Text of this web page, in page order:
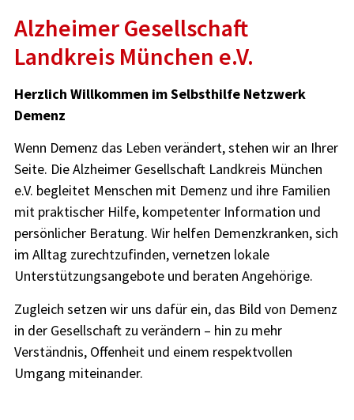
Alzheimer Gesellschaft
Landkreis München e.V.
Herzlich Willkommen im Selbsthilfe Netzwerk
Demenz
Wenn Demenz das Leben verändert, stehen wir an Ihrer
Seite. Die Alzheimer Gesellschaft Landkreis München
e.V. begleitet Menschen mit Demenz und ihre Familien
mit praktischer Hilfe, kompetenter Information und
persönlicher Beratung. Wir helfen Demenzkranken, sich
im Alltag zurechtzufinden, vernetzen lokale
Unterstützungsangebote und beraten Angehörige.
Zugleich setzen wir uns dafür ein, das Bild von Demenz
in der Gesellschaft zu verändern – hin zu mehr
Verständnis, Offenheit und einem respektvollen
Umgang miteinander.